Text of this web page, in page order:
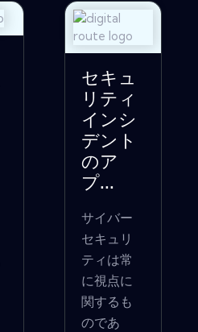
セキュ
リティ
インシ
デント
のア
プ...
サイバー
セキュリ
ティは常
に視点に
関するも
のであ